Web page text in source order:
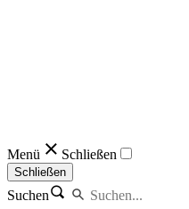
Menü Schließen
Schließen
Suchen